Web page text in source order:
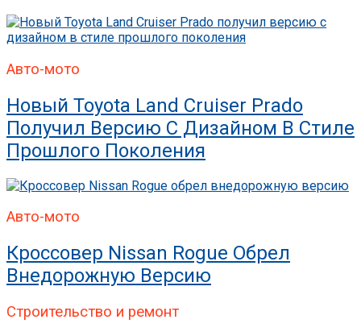
Авто-мото
Новый Toyota Land Cruiser Prado
Получил Версию С Дизайном В Стиле
Прошлого Поколения
Авто-мото
Кроссовер Nissan Rogue Обрел
Внедорожную Версию
Строительство и ремонт